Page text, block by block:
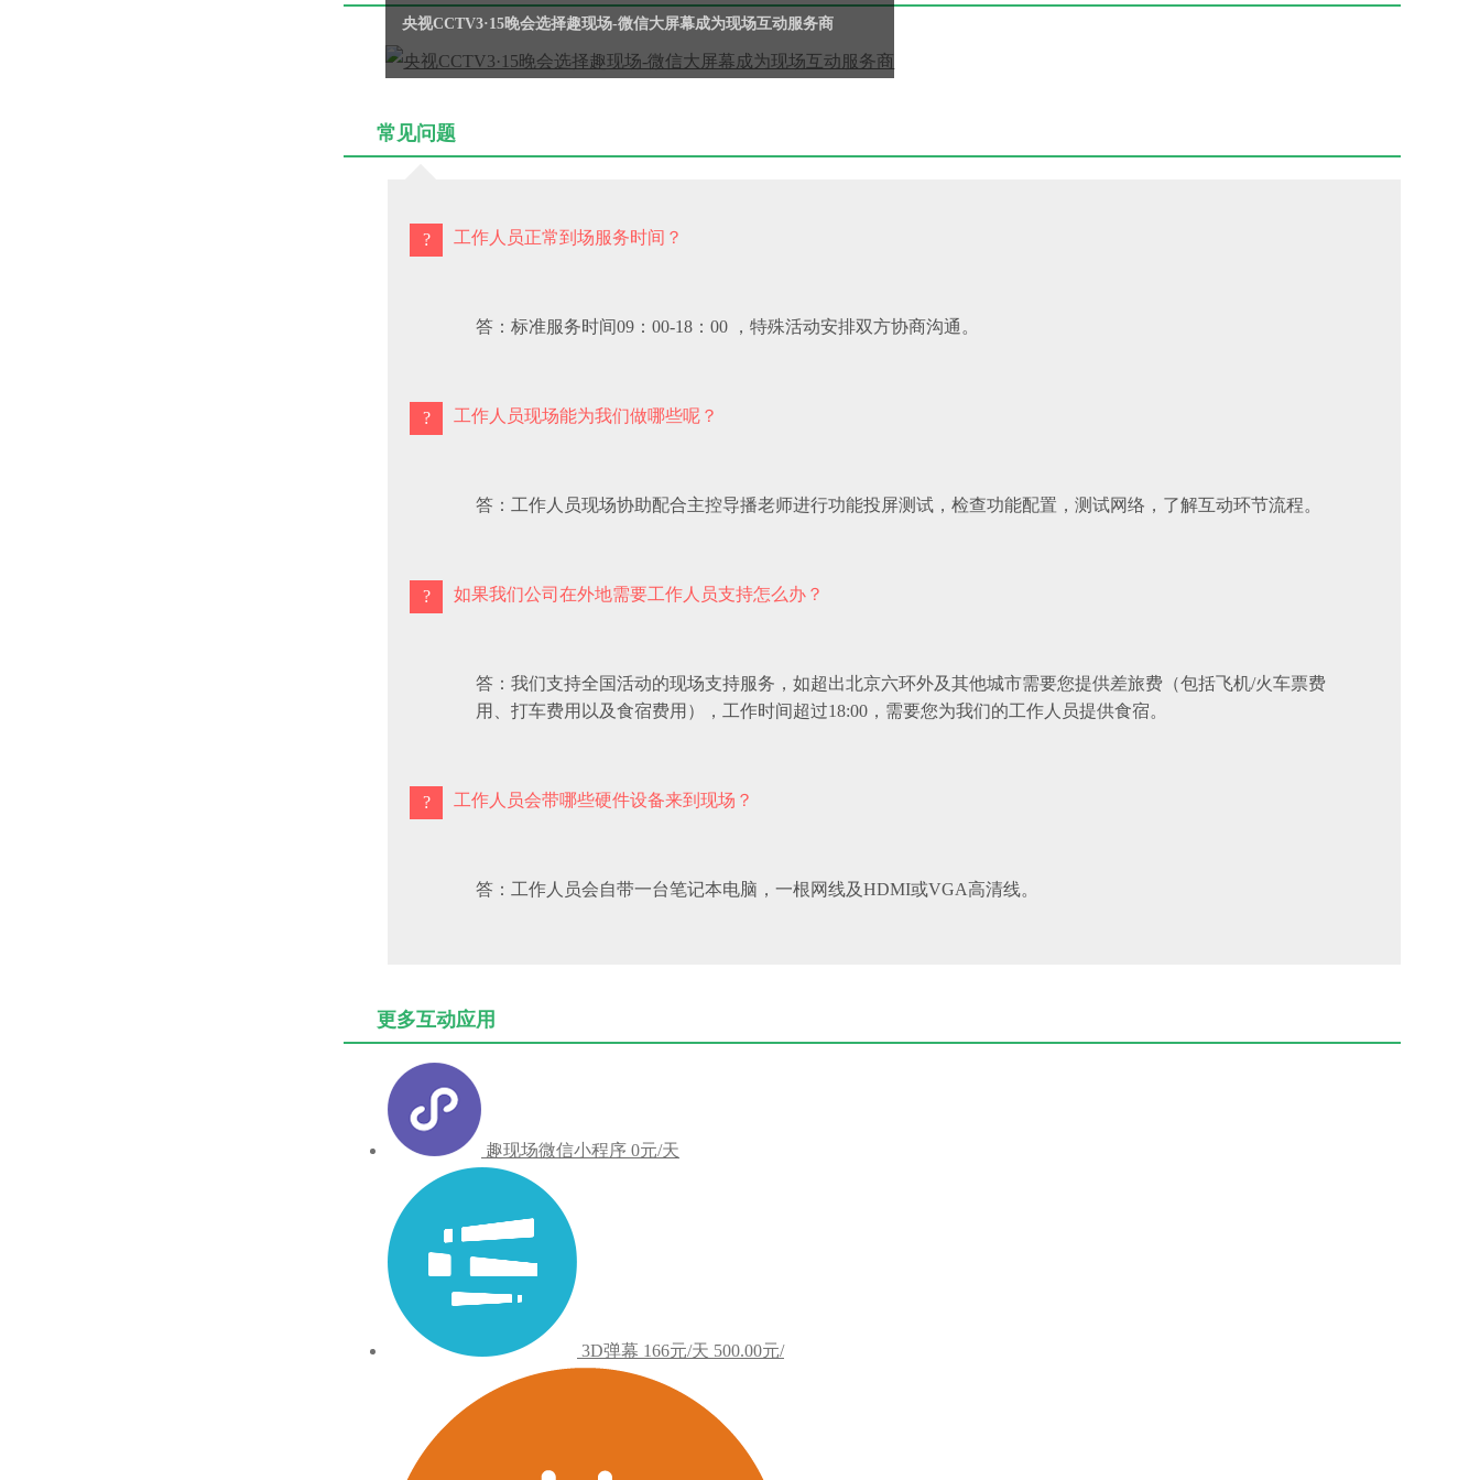
央视CCTV3·15晚会选择趣现场-微信大屏幕成为现场互动服务商
常见问题
工作人员正常到场服务时间？
答：标准服务时间09：00-18：00 ，特殊活动安排双方协商沟通。
工作人员现场能为我们做哪些呢？
答：工作人员现场协助配合主控导播老师进行功能投屏测试，检查功能配置，测试网络，了解互动环节流程。
如果我们公司在外地需要工作人员支持怎么办？
答：我们支持全国活动的现场支持服务，如超出北京六环外及其他城市需要您提供差旅费（包括飞机/火车票费
用、打车费用以及食宿费用），工作时间超过18:00，需要您为我们的工作人员提供食宿。
工作人员会带哪些硬件设备来到现场？
答：工作人员会自带一台笔记本电脑，一根网线及HDMI或VGA高清线。
更多互动应用
趣现场微信小程序 0元/天
3D弹幕 166元/天 500.00元/